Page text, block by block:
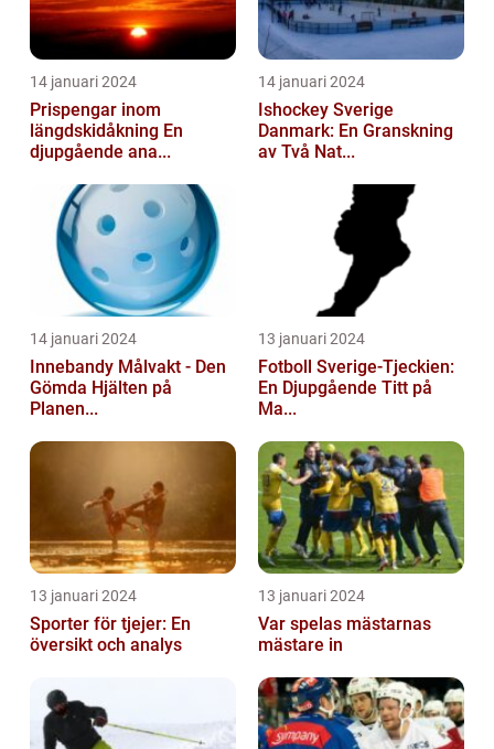
14 januari 2024
Prispengar inom
längdskidåkning En
djupgående ana...
14 januari 2024
Ishockey Sverige
Danmark: En Granskning
av Två Nat...
14 januari 2024
Innebandy Målvakt - Den
Gömda Hjälten på
Planen...
13 januari 2024
Fotboll Sverige-Tjeckien:
En Djupgående Titt på
Ma...
13 januari 2024
Sporter för tjejer: En
översikt och analys
13 januari 2024
Var spelas mästarnas
mästare in